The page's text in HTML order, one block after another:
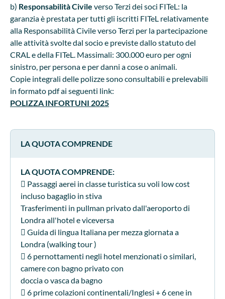
b) Responsabilità Civile verso Terzi dei soci FITeL: la
garanzia è prestata per tutti gli iscritti FITeL relativamente
alla Responsabilità Civile verso Terzi per la partecipazione
alle attività svolte dal socio e previste dallo statuto del
CRAL e della FITeL. Massimali: 300.000 euro per ogni
sinistro, per persona e per danni a cose o animali.
Copie integrali delle polizze sono consultabili e prelevabili
in formato pdf ai seguenti link:
POLIZZA INFORTUNI 2025
LA QUOTA COMPRENDE
LA QUOTA COMPRENDE:
 Passaggi aerei in classe turistica su voli low cost
incluso bagaglio in stiva
Trasferimenti in pullman privato dall'aeroporto di
Londra all'hotel e viceversa
 Guida di lingua Italiana per mezza giornata a
Londra (walking tour )
 6 pernottamenti negli hotel menzionati o similari,
camere con bagno privato con
doccia o vasca da bagno
 6 prime colazioni continentali/Inglesi + 6 cene in